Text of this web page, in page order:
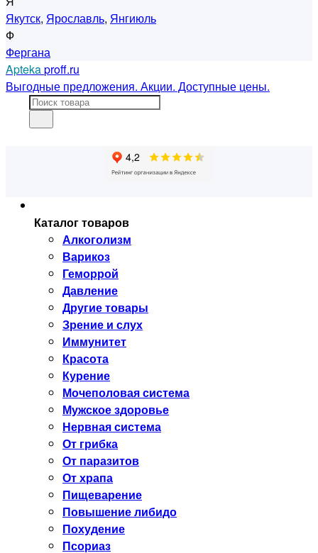
Якутск, Ярославль, Янгиюль
Ф
Фергана
Aptekaproff.ru
Выгодные предложения. Акции. Доступные цены.
Каталог товаров
Алкоголизм
Варикоз
Геморрой
Давление
Другие товары
Зрение и слух
Иммунитет
Красота
Курение
Мочеполовая система
Мужское здоровье
Нервная система
От грибка
От паразитов
От храпа
Пищеварение
Повышение либидо
Похудение
Псориаз